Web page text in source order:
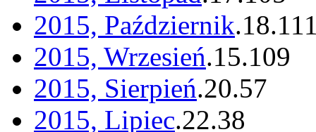
2015, Październik.18.
2015, Wrzesień.15.109
2015, Sierpień.20.57
2015, Lipiec.22.38